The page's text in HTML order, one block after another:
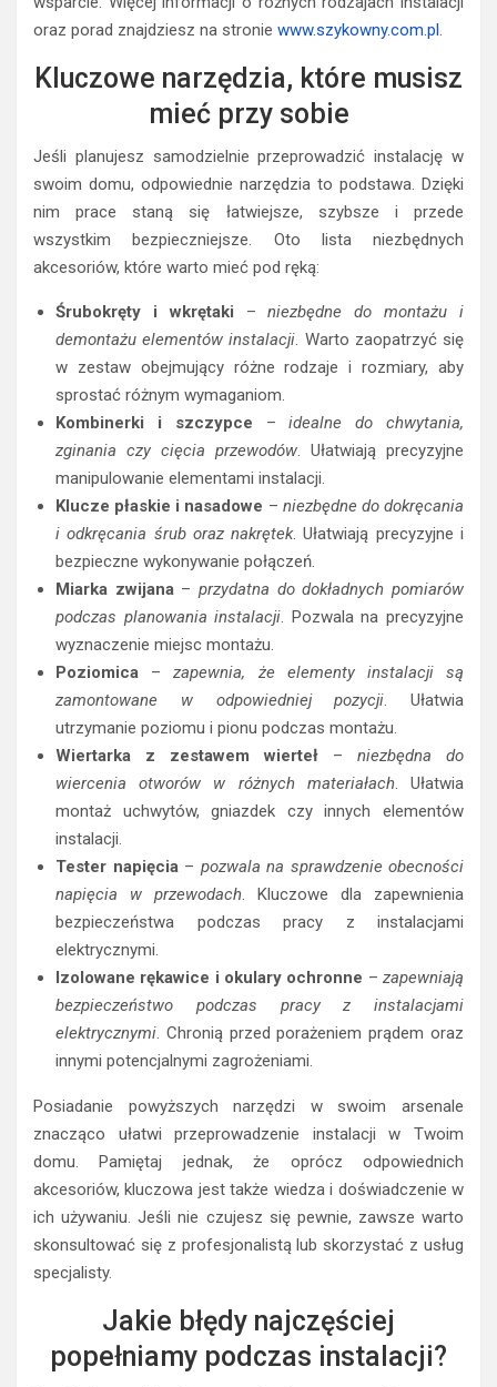
oraz porad znajdziesz na stronie www.szykowny.com.pl.
Kluczowe narzędzia, które musisz
mieć przy sobie
Jeśli planujesz samodzielnie przeprowadzić instalację w
swoim domu, odpowiednie narzędzia to podstawa. Dzięki
nim prace staną się łatwiejsze, szybsze i przede
wszystkim bezpieczniejsze. Oto lista niezbędnych
akcesoriów, które warto mieć pod ręką:
Śrubokręty i wkrętaki –niezbędne do montażu i
demontażu elementów instalacji. Warto zaopatrzyć się
w zestaw obejmujący różne rodzaje i rozmiary, aby
sprostać różnym wymaganiom.
Kombinerki i szczypce –idealne do chwytania,
zginania czy cięcia przewodów. Ułatwiają precyzyjne
manipulowanie elementami instalacji.
Klucze płaskie i nasadowe – niezbędne do dokręcania
i odkręcania śrub oraz nakrętek. Ułatwiają precyzyjne i
bezpieczne wykonywanie połączeń.
Miarka zwijana–przydatna do dokładnych pomiarów
podczas planowania instalacji. Pozwala na precyzyjne
wyznaczenie miejsc montażu.
Poziomica –zapewnia, że elementy instalacji są
zamontowane w odpowiedniej pozycji. Ułatwia
utrzymanie poziomu i pionu podczas montażu.
Wiertarka z zestawem wierteł – niezbędna do
wiercenia otworów w różnych materiałach. Ułatwia
montaż uchwytów, gniazdek czy innych elementów
instalacji.
Tester napięcia– pozwala na sprawdzenie obecności
napięcia w przewodach. Kluczowe dla zapewnienia
bezpieczeństwa podczas pracy z instalacjami
elektrycznymi.
Izolowane rękawice i okulary ochronne –zapewniają
bezpieczeństwo podczas pracy z instalacjami
elektrycznymi. Chronią przed porażeniem prądem oraz
innymi potencjalnymi zagrożeniami.
Posiadanie powyższych narzędzi w swoim arsenale
znacząco ułatwi przeprowadzenie instalacji w Twoim
domu. Pamiętaj jednak, że oprócz odpowiednich
akcesoriów, kluczowa jest także wiedza i doświadczenie w
ich używaniu. Jeśli nie czujesz się pewnie, zawsze warto
skonsultować się z profesjonalistą lub skorzystać z usług
specjalisty.
Jakie błędy najczęściej
popełniamy podczas instalacji?